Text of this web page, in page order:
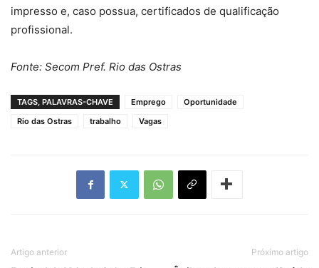
impresso e, caso possua, certificados de qualificação
profissional.
Fonte: Secom Pref. Rio das Ostras
TAGS, PALAVRAS-CHAVE Emprego
Oportunidade
Rio das Ostras
trabalho Vagas
Artigo anterior Próximo artigo